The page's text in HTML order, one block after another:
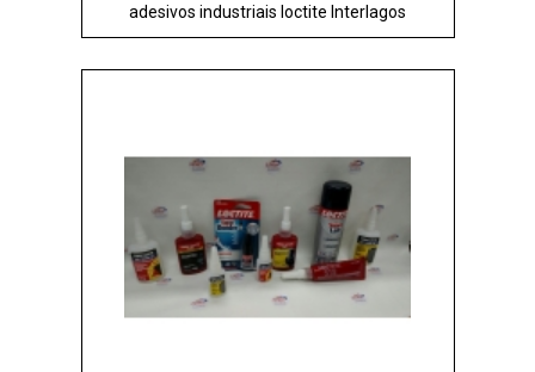
adesivos industriais loctite Interlagos